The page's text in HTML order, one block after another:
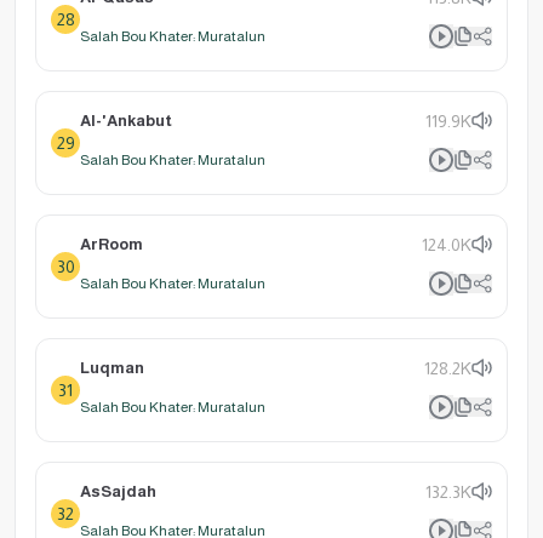
28
Salah Bou Khater: Muratalun
29
Al-'Ankabut 119.9K
Salah Bou Khater: Muratalun
30
ArRoom 124.0K
Salah Bou Khater: Muratalun
31
Luqman 128.2K
Salah Bou Khater: Muratalun
32
AsSajdah 132.3K
Salah Bou Khater: Muratalun